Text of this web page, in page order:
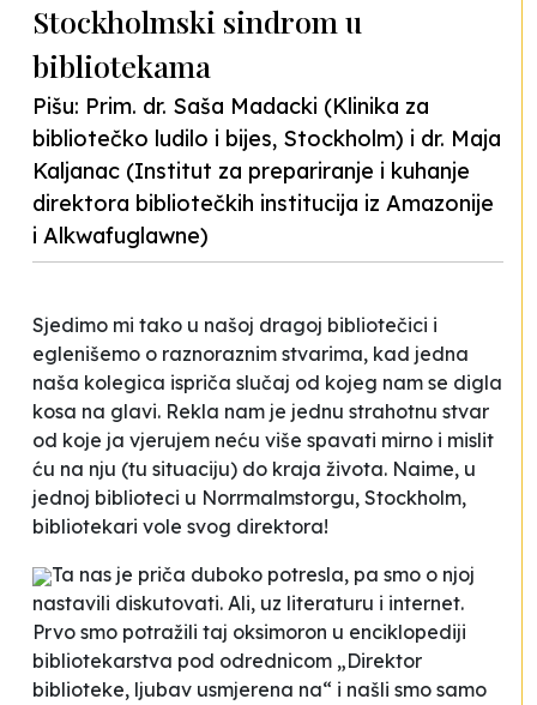
Stockholmski sindrom u
bibliotekama
Pišu: Prim. dr. Saša Madacki (Klinika za
bibliotečko ludilo i bijes, Stockholm) i dr. Maja
Kaljanac (Institut za prepariranje i kuhanje
direktora bibliotečkih institucija iz Amazonije
i Alkwafuglawne)
Sjedimo mi tako u našoj dragoj bibliotečici i
eglenišemo o raznoraznim stvarima, kad jedna
naša kolegica ispriča slučaj od kojeg nam se digla
kosa na glavi. Rekla nam je jednu strahotnu stvar
od koje ja vjerujem neću više spavati mirno i mislit
ću na nju (tu situaciju) do kraja života. Naime, u
jednoj biblioteci u Norrmalmstorgu, Stockholm,
bibliotekari vole svog direktora!
Ta nas je priča duboko potresla, pa smo o njoj
nastavili diskutovati. Ali, uz literaturu i internet.
Prvo smo potražili taj oksimoron u enciklopediji
bibliotekarstva pod odrednicom „Direktor
biblioteke, ljubav usmjerena na“ i našli smo samo